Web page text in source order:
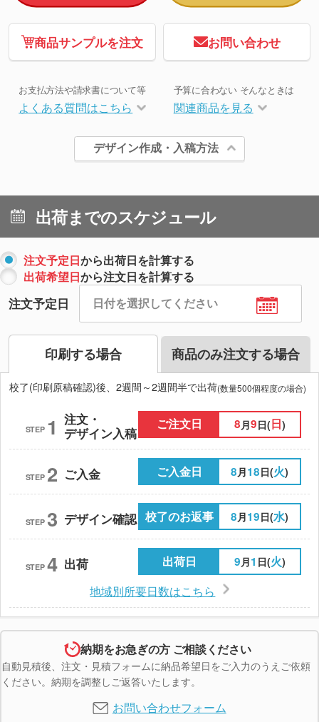
商品サンプルを注文 お問い合わせ
お支払方法や請求書について等
よくある質問はこちら
予算に合わない そんなときは
関連商品を見る
デザイン作成・入稿方法
出荷までのスケジュール
注文予定日から出荷日を計算する
出荷希望日から注文日を計算する
注文予定日
印刷する場合 商品のみ注文する場合
校了(印刷原稿確認)後、2週間～2週間半で出荷(数量500個程度の場合)
STEP 1 注文・
デザイン入稿
ご注文日 8 月9日(日)
STEP 2 ご入金 ご入金日 8月18日(火)
STEP 3 デザイン確認 校了のお返事 8月19日(水)
STEP 4 出荷 出荷日 9月1 日(火)
地域別所要日数はこちら
納期をお急ぎの方 ご相談ください
自動見積後、注文・見積フォームに納品希望日をご入力のうえご依頼
ください。納期を調整しご返答いたします。
お問い合わせフォーム